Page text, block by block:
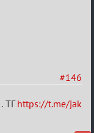
#146
ТГhttps://t.me/jak